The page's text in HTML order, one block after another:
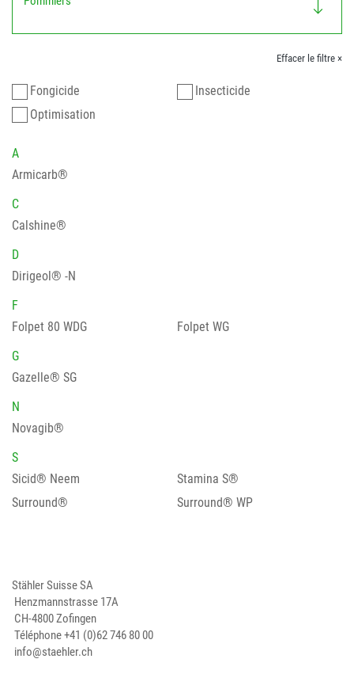
Effacer le filtre ×
Fongicide
Insecticide
Optimisation
A
Armicarb®
C
Calshine®
D
Dirigeol® -N
F
Folpet 80 WDG
Folpet WG
G
Gazelle® SG
N
Novagib®
S
Sicid® Neem
Stamina S®
Surround®
Surround® WP
Stähler Suisse SA
Henzmannstrasse 17A
CH-4800 Zofingen
Téléphone+41 (0)62 746 80 00
info@staehler.ch